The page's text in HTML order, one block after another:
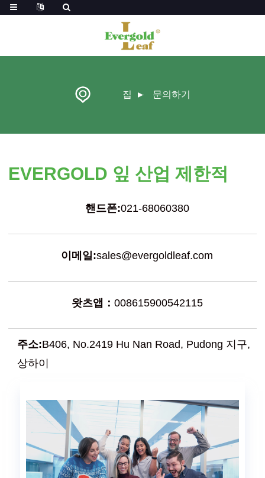
집 문의하기
EVERGOLD 잎 산업 제한적
핸드폰:021-68060380
이메일:sales@evergoldleaf.com
왓츠앱： 008615900542115
주소:B406, No.2419 Hu Nan Road, Pudong 지구,
상하이